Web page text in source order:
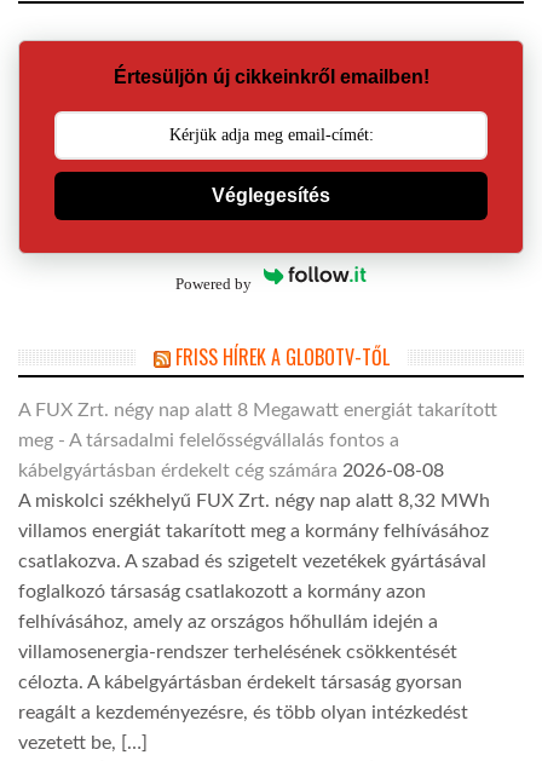
Értesüljön új cikkeinkről emailben!
Véglegesítés
Powered by
FRISS HÍREK A GLOBOTV-TŐL
A FUX Zrt. négy nap alatt 8 Megawatt energiát takarított
meg - A társadalmi felelősségvállalás fontos a
kábelgyártásban érdekelt cég számára 2026-08-08
A miskolci székhelyű FUX Zrt. négy nap alatt 8,32 MWh
villamos energiát takarított meg a kormány felhívásához
csatlakozva. A szabad és szigetelt vezetékek gyártásával
foglalkozó társaság csatlakozott a kormány azon
felhívásához, amely az országos hőhullám idején a
villamosenergia-rendszer terhelésének csökkentését
célozta. A kábelgyártásban érdekelt társaság gyorsan
reagált a kezdeményezésre, és több olyan intézkedést
vezetett be, […]